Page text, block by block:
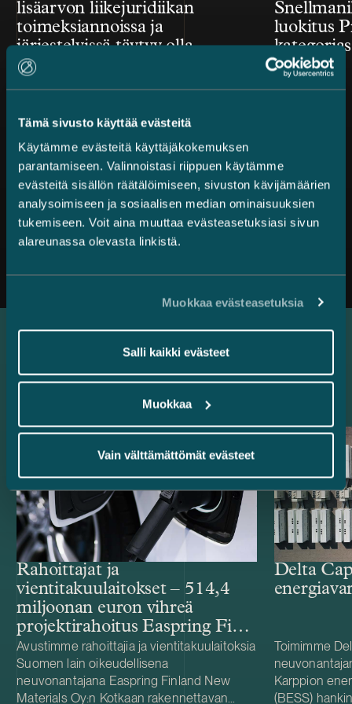
Tämä sivusto käyttää evästeitä
Käytämme evästeitä käyttäjäkokemuksen
parantamiseen. Valinnoistasi riippuen käytämme
evästeitä sisällön räätälöimiseen, sivuston kävijämäärien
analysoimiseen ja sosiaalisen median ominaisuuksien
tukemiseen. Voit aina muuttaa evästeasetuksiasi sivun
alareunassa olevasta linkistä.
Muokkaa evästeasetuksia
Salli kaikki evästeet
Muokkaa
Vain välttämättömät evästeet
lisäarvon liikejuridiikan
toimeksiannoissa ja
järjestelyissä täytyy olla
mukana ihminen ja kone
luokitus
Kaikki uutiset
Uusimmat referenssit
Rahoittajat ja
vientitakuulaitokset – 514,4
miljoonan euron vihreä
projektirahoitus Easpring Finland
New Materialsin CAM-
tehtaalle
Avustimme rahoittajia ja vientitakuulaitoksia
Suomen lain oikeudellisena
neuvonantajana Easpring Finland New
Materials Oy:n Kotkaan rakennettavan
Delta
Toimimme
Karppion
(BESS)